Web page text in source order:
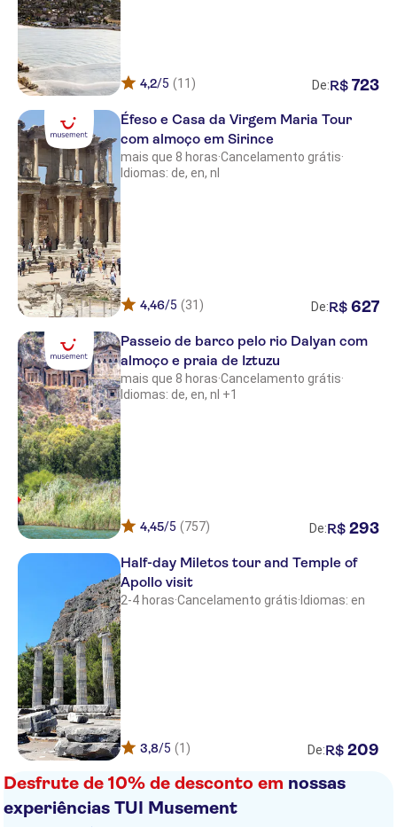
Dolunay Apartments
Jasmin Beach Hotel
BEACH
TOLOMAN BITEZ PARK
The Plaza Bodrum
Sunpoint Suites
My Ella Boutique Hotel
Hyde Bodrum (Adults Only +16)
Celeste Bella Luxury Hotel & Spa
Baia Bodrum
Vogue Hotel Supreme Bodrum
Prive Hotel Bodrum
THE EDITION BODRUM
Bitez Garden Life
Manzara Boutique Hotel
CHARM BEACH HOTEL
Sianji Well Being Resort
Bagevleri
Suum Bodrum Hotel & Beach
Divan Bodrum
Riva Bodrum Hotel
Golden Beach
Diamond of Bodrum
4,2/5 (11) De:R$ 723
Éfeso e Casa da Virgem Maria Tour
com almoço em Sirince
mais que 8 horas·Cancelamento grátis·
Idiomas: de, en, nl
4,46/5 (31) De:R$ 627
Passeio de barco pelo rio Dalyan com
almoço e praia de Iztuzu
mais que 8 horas·Cancelamento grátis·
Idiomas: de, en, nl +1
4,45/5 (757) De:R$ 293
Half-day Miletos tour and Temple of
Apollo visit
2-4 horas·Cancelamento grátis· Idiomas: en
3,8/5 (1) De:R$ 209
Desfrute de 10% de desconto em nossas
experiências TUI Musement